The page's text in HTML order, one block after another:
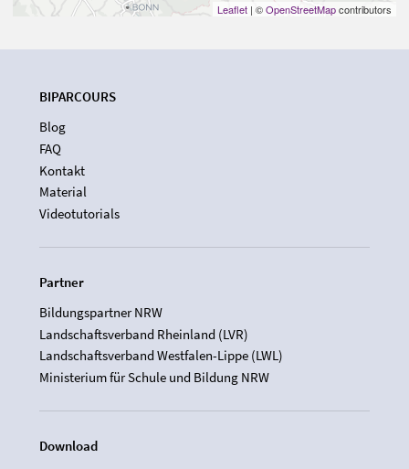
Leaflet | ©OpenStreetMapcontributors
BIPARCOURS
Blog
FAQ
Kontakt
Material
Videotutorials
Partner
Bildungspartner NRW
Landschaftsverband Rheinland (LVR)
Landschaftsverband Westfalen-Lippe (LWL)
Ministerium für Schule und Bildung NRW
Download